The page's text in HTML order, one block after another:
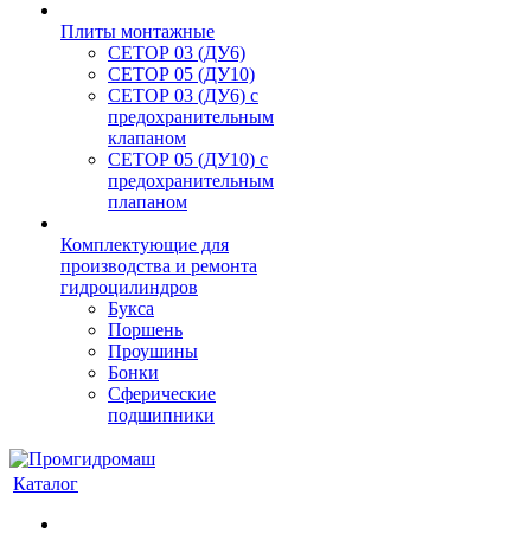
Плиты монтажные
CЕТОР 03 (ДУ6)
CЕТОР 05 (ДУ10)
CЕТОР 03 (ДУ6) с
предохранительным
клапаном
CЕТОР 05 (ДУ10) с
предохранительным
плапаном
Комплектующие для
производства и ремонта
гидроцилиндров
Букса
Поршень
Проушины
Бонки
Сферические
подшипники
Каталог